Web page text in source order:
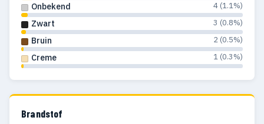
Onbekend 4 (1.1%)
Zwart 3 (0.8%)
Bruin 2 (0.5%)
Creme 1 (0.3%)
Brandstof